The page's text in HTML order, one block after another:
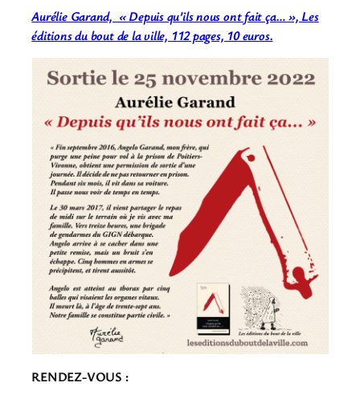
Aurélie Garand, « Depuis qu’ils nous ont fait ça… », Les
éditions du bout de la ville, 112 pages, 10 euros.
RENDEZ-VOUS :